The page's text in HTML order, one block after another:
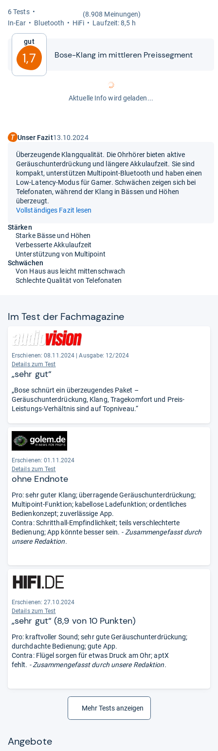
6 Tests
(8.908 Meinungen)
In-​Ear
Blue­tooth HiFi Lauf­zeit: 8,5 h
Gut
1,7 Bose-​​Klang im mitt­le­ren Preis­seg­ment
Aktuelle Info wird geladen...
Unser Fazit13.10.2024
Überzeugende Klangqualität. Die Ohrhörer bieten aktive
Geräuschunterdrückung und längere Akkulaufzeit. Sie sind
kompakt, unterstützen Multipoint-Bluetooth und haben einen
Low-Latency-Modus für Gamer. Schwächen zeigen sich bei
Telefonaten, während der Klang in Bässen und Höhen
überzeugt.
Vollständiges Fazit lesen
Stärken
Starke Bässe und Höhen
Verbesserte Akkulaufzeit
Unterstützung von Multipoint
Schwächen
Von Haus aus leicht mittenschwach
Schlechte Qualität von Telefonaten
Im Test der Fach­ma­ga­zine
Erschienen: 08.11.2024 | Ausgabe: 12/2024
Details zum Test
„sehr gut“
„Bose schnürt ein überzeugendes Paket –
Geräuschunterdrückung, Klang, Tragekomfort und Preis-
Leistungs-Verhältnis sind auf Topniveau.“
Erschienen: 01.11.2024
Details zum Test
ohne Endnote
Pro: sehr guter Klang; überragende Geräuschunterdrückung;
Multipoint-Funktion; kabellose Ladefunktion; ordentliches
Bedienkonzept; zuverlässige App.
Contra: Schritthall-Empfindlichkeit; teils verschlechterte
Bedienung; App könnte besser sein. - Zusammengefasst durch
unsere Redaktion.
Erschienen: 27.10.2024
Details zum Test
„sehr gut“ (8,9 von 10 Punkten)
Pro: kraftvoller Sound; sehr gute Geräuschunterdrückung;
durchdachte Bedienung; gute App.
Contra: Flügel sorgen für etwas Druck am Ohr; aptX
fehlt. - Zusammengefasst durch unsere Redaktion.
Mehr Tests anzeigen
Angebote